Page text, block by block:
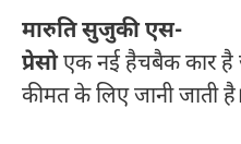
मारुति सुजुकी एस-
प्रेसोएक नई हैचबैक कार है
कीमत के लिए जानी जाती है।